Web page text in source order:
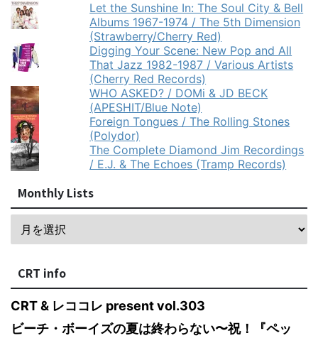
Let the Sunshine In: The Soul City & Bell
Albums 1967-1974 / The 5th Dimension
(Strawberry/Cherry Red)
Digging Your Scene: New Pop and All
That Jazz 1982-1987 / Various Artists
(Cherry Red Records)
WHO ASKED? / DOMi & JD BECK
(APESHIT/Blue Note)
Foreign Tongues / The Rolling Stones
(Polydor)
The Complete Diamond Jim Recordings
/ E.J. & The Echoes (Tramp Records)
Monthly Lists
CRT info
CRT & レココレ present vol.303
ビーチ・ボーイズの夏は終わらない〜祝！『ペッ